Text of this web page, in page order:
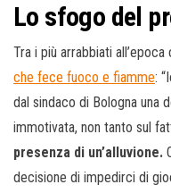
Lo sfogo del
Tra i più arrabbiati
che fece fuoco e fiamme:
dal sindaco di Bologna una
immotivata, non tanto sul
presenza di un’alluvione.
decisione di impedirci di